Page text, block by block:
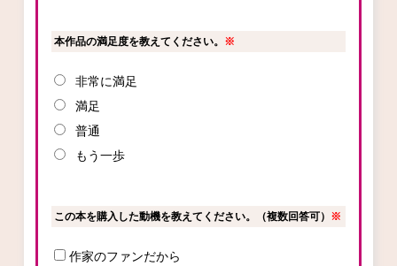
コミックエッセイ
本作品の満足度を教えてください。 ※
非常に満足
満足
普通
もう一歩
この本を購入した動機を教えてください。（複数回答可） ※
作家のファンだから